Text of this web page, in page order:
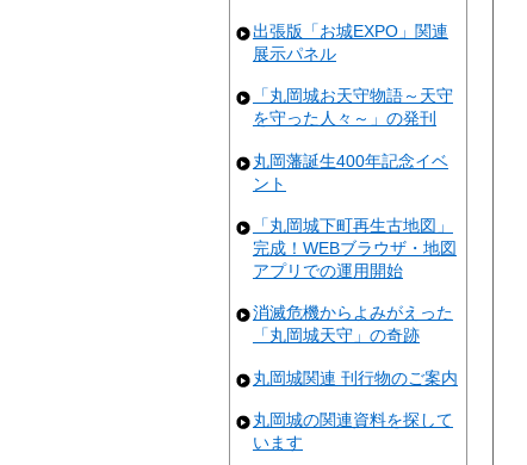
出張版「お城EXPO」関連
展示パネル
「丸岡城お天守物語～天守
を守った人々～」の発刊
丸岡藩誕生400年記念イベ
ント
「丸岡城下町再生古地図」
完成！WEBブラウザ・地図
アプリでの運用開始
消滅危機からよみがえった
「丸岡城天守」の奇跡
丸岡城関連 刊行物のご案内
丸岡城の関連資料を探して
います